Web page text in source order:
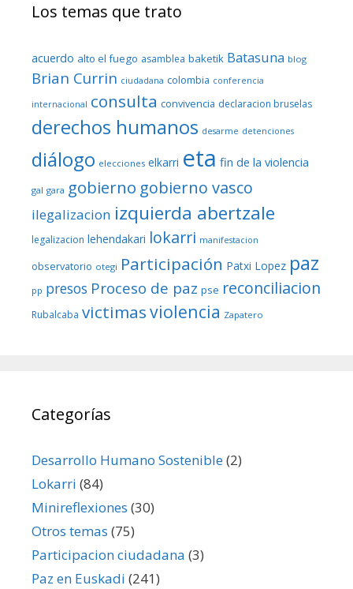
Los temas que trato
acuerdo alto el fuego asamblea baketik Batasuna blog
Brian Currin ciudadana colombia conferencia
internacional consulta convivencia declaracion bruselas
derechos humanos desarme detenciones
diálogo elecciones elkarri eta fin de la violencia
gal gara gobierno gobierno vasco
ilegalizacion izquierda abertzale
legalizacion lehendakari lokarri manifestacion
observatorio otegi Participación Patxi Lopez paz
pp presos Proceso de paz pse reconciliacion
Rubalcaba victimasviolencia Zapatero
Categorías
Desarrollo Humano Sostenible(2)
Lokarri (84)
Minireflexiones (30)
Otros temas (75)
Participacion ciudadana (3)
Paz en Euskadi (241)